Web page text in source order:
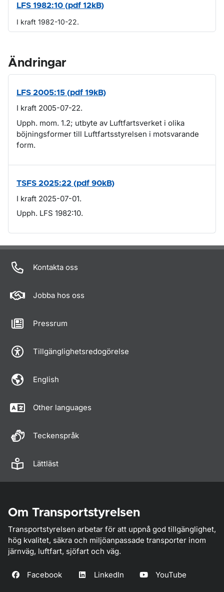
LFS 1982:10 (pdf 12kB)
I kraft 1982-10-22.
Ändringar
LFS 2005:15 (pdf 19kB)
I kraft 2005-07-22.
Upph. mom. 1.2; utbyte av Luftfartsverket i olika
böjningsformer till Luftfartsstyrelsen i motsvarande
form.
TSFS 2025:22 (pdf 90kB)
I kraft 2025-07-01.
Upph. LFS 1982:10.
Om sidan
Kontakta oss
Jobba hos oss
Pressrum
Tillgänglighetsredogörelse
English
Other languages
Teckenspråk
Lättläst
Om Transportstyrelsen
Transportstyrelsen arbetar för att uppnå god tillgänglighet,
hög kvalitet, säkra och miljöanpassade transporter inom
järnväg, luftfart, sjöfart och väg.
Facebook LinkedIn YouTube